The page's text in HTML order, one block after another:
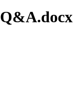
Q&A.docx